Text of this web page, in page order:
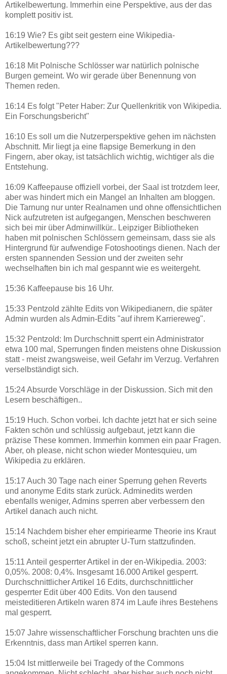
Artikelbewertung. Immerhin eine Perspektive, aus der das
komplett positiv ist.
16:19 Wie? Es gibt seit gestern eine Wikipedia-
Artikelbewertung???
16:18 Mit Polnische Schlösser war natürlich polnische
Burgen gemeint. Wo wir gerade über Benennung von
Themen reden.
16:14 Es folgt "Peter Haber: Zur Quellenkritik von Wikipedia.
Ein Forschungsbericht"
16:10 Es soll um die Nutzerperspektive gehen im nächsten
Abschnitt. Mir liegt ja eine flapsige Bemerkung in den
Fingern, aber okay, ist tatsächlich wichtig, wichtiger als die
Entstehung.
16:09 Kaffeepause offiziell vorbei, der Saal ist trotzdem leer,
aber was hindert mich ein Mangel an Inhalten am bloggen.
Die Tarnung nur unter Realnamen und ohne offensichtlichen
Nick aufzutreten ist aufgegangen, Menschen beschweren
sich bei mir über Adminwillkür.. Leipziger Bibliotheken
haben mit polnischen Schlössern gemeinsam, dass sie als
Hintergrund für aufwendige Fotoshootings dienen. Nach der
ersten spannenden Session und der zweiten sehr
wechselhaften bin ich mal gespannt wie es weitergeht.
15:36 Kaffeepause bis 16 Uhr.
15:33 Pentzold zählte Edits von Wikipedianern, die später
Admin wurden als Admin-Edits "auf ihrem Karriereweg".
15:32 Pentzold: Im Durchschnitt sperrt ein Administrator
etwa 100 mal, Sperrungen finden meistens ohne Diskussion
statt - meist zwangsweise, weil Gefahr im Verzug. Verfahren
verselbständigt sich.
15:24 Absurde Vorschläge in der Diskussion. Sich mit den
Lesern beschäftigen..
15:19 Huch. Schon vorbei. Ich dachte jetzt hat er sich seine
Fakten schön und schlüssig aufgebaut, jetzt kann die
präzise These kommen. Immerhin kommen ein paar Fragen.
Aber, oh please, nicht schon wieder Montesquieu, um
Wikipedia zu erklären.
15:17 Auch 30 Tage nach einer Sperrung gehen Reverts
und anonyme Edits stark zurück. Adminedits werden
ebenfalls weniger, Admins sperren aber verbessern den
Artikel danach auch nicht.
15:14 Nachdem bisher eher empiriearme Theorie ins Kraut
schoß, scheint jetzt ein abrupter U-Turn stattzufinden.
15:11 Anteil gesperrter Artikel in der en-Wikipedia. 2003:
0,05%. 2008: 0,4%. Insgesamt 16.000 Artikel gesperrt.
Durchschnittlicher Artikel 16 Edits, durchschnittlicher
gesperrter Edit über 400 Edits. Von den tausend
meisteditieren Artikeln waren 874 im Laufe ihres Bestehens
mal gesperrt.
15:07 Jahre wissenschaftlicher Forschung brachten uns die
Erkenntnis, dass man Artikel sperren kann.
15:04 Ist mittlerweile bei Tragedy of the Commons